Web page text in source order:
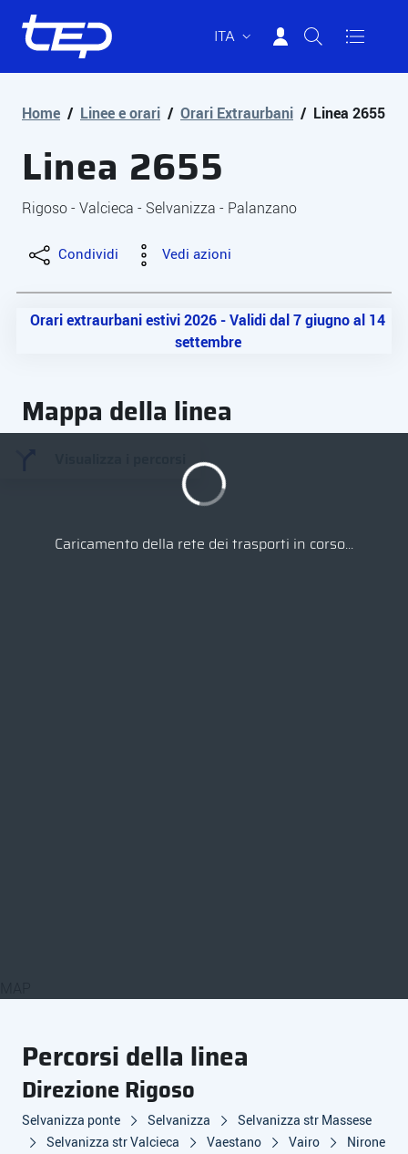
Tep - Trasporti pubblici ParmaITA
Home / Linee e orari / Orari Extraurbani / Linea 2655
Linea 2655
Rigoso - Valcieca - Selvanizza - Palanzano
Condividi Vedi azioni
Mappa della linea
Caricamento della rete dei trasporti in corso...
Percorsi della linea
Direzione Rigoso
Selvanizza ponte Selvanizza
Selvanizza str Massese
Selvanizza str Valcieca
Vaestano Vairo
Nirone
Orari extraurbani estivi 2026 - Validi dal 7 giugno al 14
settembre